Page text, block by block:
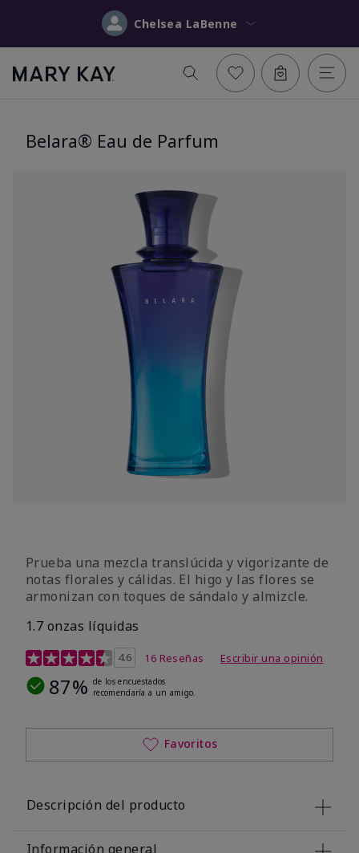
Chelsea LaBenne
Belara® Eau de Parfum
Prueba una mezcla translúcida y vigorizante de
notas florales y cálidas. El higo y las flores se
armonizan con toques de sándalo y almizcle.
1.7 onzas líquidas
Calificación de clientes de 4,5 de 5
4.6 16 Reseñas Escribir una opinión
87% de los encuestados
recomendaría a un amigo.
Favoritos
Descripción del producto
Información general